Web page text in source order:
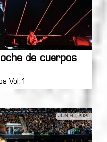
de cuerpos
Vol.1.
JUN 20, 2026